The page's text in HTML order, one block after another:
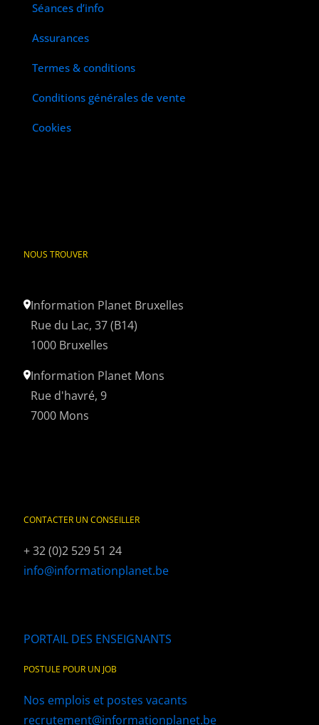
Séances d’info
Assurances
Termes & conditions
Conditions générales de vente
Cookies
NOUS TROUVER
Information Planet Bruxelles
Rue du Lac, 37 (B14)
1000 Bruxelles
Information Planet Mons
Rue d'havré, 9
7000 Mons
CONTACTER UN CONSEILLER
+ 32 (0)2 529 51 24
info@informationplanet.be
PORTAIL DES ENSEIGNANTS
POSTULE POUR UN JOB
Nos emplois et postes vacants
recrutement@informationplanet.be